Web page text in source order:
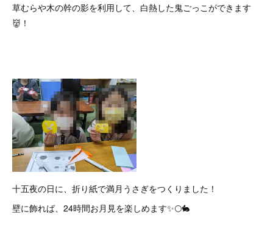
草むらや木の幹の影を利用して、白熱した鬼ごっこができます
👹！
十五夜の日に、折り紙で満月うさぎをつくりました！
壁に飾れば、24時間お月見を楽しめます✨🌕🐇